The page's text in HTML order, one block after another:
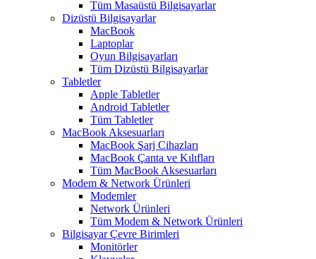
Tüm Masaüstü Bilgisayarlar
Dizüstü Bilgisayarlar
MacBook
Laptoplar
Oyun Bilgisayarları
Tüm Dizüstü Bilgisayarlar
Tabletler
Apple Tabletler
Android Tabletler
Tüm Tabletler
MacBook Aksesuarları
MacBook Şarj Cihazları
MacBook Çanta ve Kılıfları
Tüm MacBook Aksesuarları
Modem & Network Ürünleri
Modemler
Network Ürünleri
Tüm Modem & Network Ürünleri
Bilgisayar Çevre Birimleri
Monitörler